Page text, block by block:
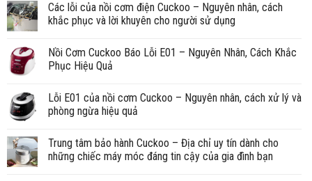
Các lỗi của nồi cơm điện Cuckoo – Nguyên nhân, cách
khắc phục và lời khuyên cho người sử dụng
Nồi Cơm Cuckoo Báo Lỗi E01 – Nguyên Nhân, Cách Khắc
Phục Hiệu Quả
Lỗi E01 của nồi cơm Cuckoo – Nguyên nhân, cách xử lý và
phòng ngừa hiệu quả
Trung tâm bảo hành Cuckoo – Địa chỉ uy tín dành cho
những chiếc máy móc đáng tin cậy của gia đình bạn